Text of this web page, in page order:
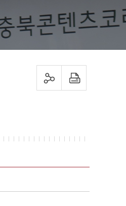
sns 공유하기 프린트하기